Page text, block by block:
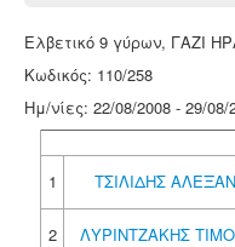
Ελβετικό 9 γύρων, ΓΑΖΙ
Κωδικός: 110/258
Ημ/νίες: 22/08/2008 - 29/08/
1
ΤΣΙΛΙΔΗΣ
2
ΛΥΡΙΝΤΖΑΚΗΣ